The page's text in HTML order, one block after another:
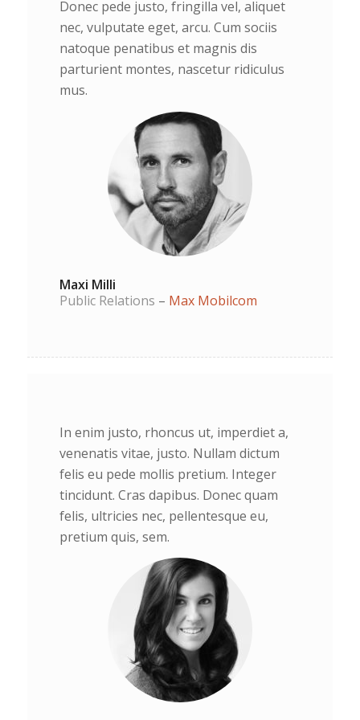
Donec pede justo, fringilla vel, aliquet
nec, vulputate eget, arcu. Cum sociis
natoque penatibus et magnis dis
parturient montes, nascetur ridiculus
mus.
Maxi Milli
Public Relations – Max Mobilcom
In enim justo, rhoncus ut, imperdiet a,
venenatis vitae, justo. Nullam dictum
felis eu pede mollis pretium. Integer
tincidunt. Cras dapibus. Donec quam
felis, ultricies nec, pellentesque eu,
pretium quis, sem.